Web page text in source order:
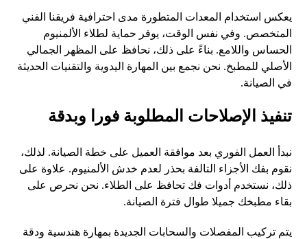
يعكس استخدام المعدات المتطورة مدى احترافية فريقنا الفني
المتخصص. وفي نفس الوقت، يوفر حماية لطلاء الألمنيوم
الحساس واللامع. بناءً على ذلك، نحافظ على المظهر الجمالي
الأصلي للمطبخ. نحن نجمع بين المهارة اليدوية والتقنيات الحديثة
في الصيانة.
تنفيذ الإصلاحات المطلوبة فورا وبدقة
نبدأ العمل الفوري بعد موافقة العميل على خطة الصيانة. لذلك،
نقوم بفك الأجزاء التالفة بحذر لعدم خدش الألمنيوم. علاوة على
ذلك، نستخدم أدوات فك تحافظ على الطلاء. نحن نحرص على
بقاء مطبخك جميلا طوال فترة الصيانة.
يتم تركيب المفصلات والسحابات الجديدة بمهارة هندسية ودقة